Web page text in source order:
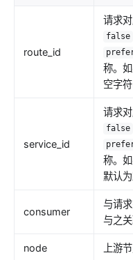
route_id
请求
false
称。
空字符
service_id
请求
false
称。
默认
consumer
与请
与之
node 上游